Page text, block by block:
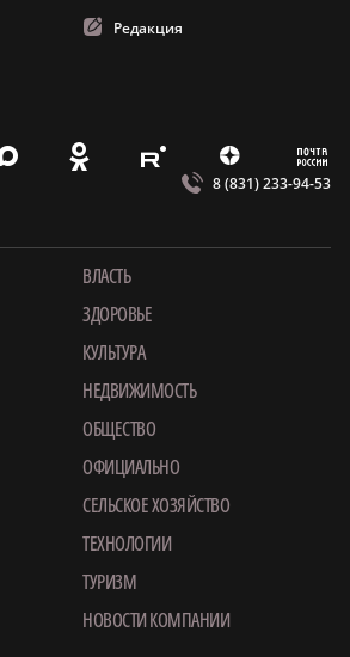
Редакция
O E Z m
8 (831) 233-94-53
ВЛАСТЬ
ЗДОРОВЬЕ
КУЛЬТУРА
НЕДВИЖИМОСТЬ
ОБЩЕСТВО
ОФИЦИАЛЬНО
СЕЛЬСКОЕ ХОЗЯЙСТВО
ТЕХНОЛОГИИ
ТУРИЗМ
НОВОСТИ КОМПАНИИ